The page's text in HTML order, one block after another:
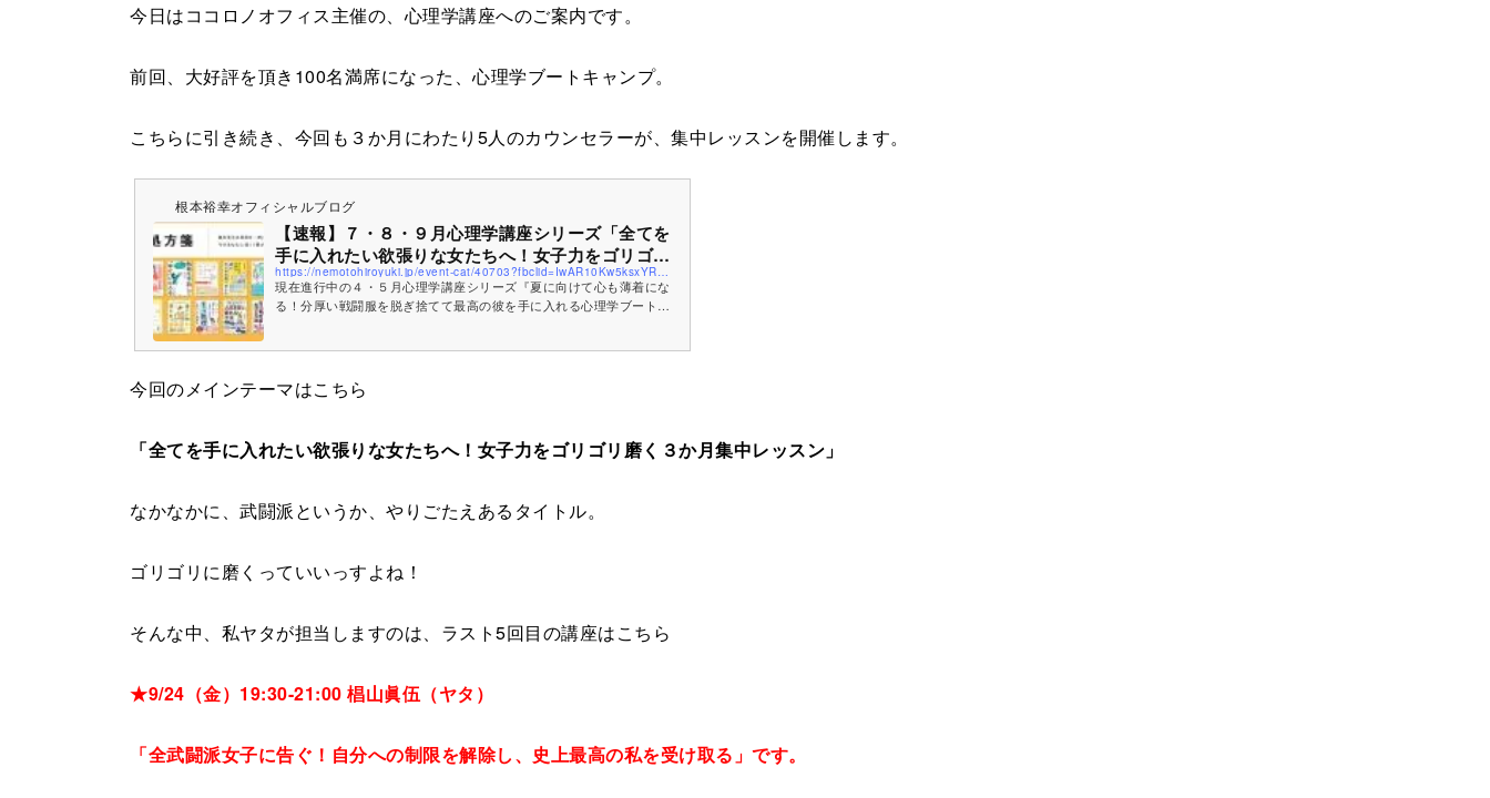
今日はココロノオフィス主催の、心理学講座へのご案内です。
前回、大好評を頂き100名満席になった、心理学ブートキャンプ。
こちらに引き続き、今回も３か月にわたり5人のカウンセラーが、集中レッスンを開催します。
根本裕幸オフィシャルブログ
【速報】７・８・９月心理学講座シリーズ「全てを
手に入れたい欲張りな女たちへ！女子力をゴリゴリ
磨く...
https://nemotohiroyuki.jp/event-cat/40703?fbclid=IwAR10Kw5ksxYR3OeYseFgNg_tzrqaMZKoiFyteUtUyQUVSa53qZy5hfchSmM
現在進行中の４・５月心理学講座シリーズ『夏に向けて心も薄着にな
る！分厚い戦闘服を脱ぎ捨てて最高の彼を手に入れる心理学ブートキ
今回のメインテーマはこちら
「全てを手に入れたい欲張りな女たちへ！女子力をゴリゴリ磨く３か月集中レッスン」
なかなかに、武闘派というか、やりごたえあるタイトル。
ゴリゴリに磨くっていいっすよね！
そんな中、私ヤタが担当しますのは、ラスト5回目の講座はこちら
★9/24（金）19:30-21:00 椙山眞伍（ヤタ）
「全武闘派女子に告ぐ！自分への制限を解除し、史上最高の私を受け取る」です。